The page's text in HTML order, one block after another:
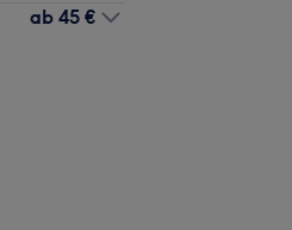
ab 45 €